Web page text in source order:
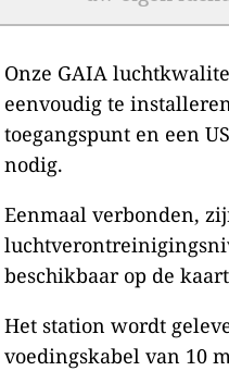
Onze GAIA
eenvoudig te
toegangspunt en een
nodig.
Eenmaal verbonden,
beschikbaar op de
Het station wordt
voedingskabel van 10